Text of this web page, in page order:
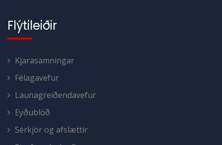
Flýtileiðir
Kjarasamningar
Félagavefur
Launagreiðendavefur
Eyðublöð
Sérkjör og afslættir